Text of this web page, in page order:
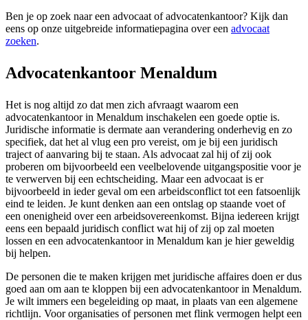
Ben je op zoek naar een advocaat of advocatenkantoor? Kijk dan
eens op onze uitgebreide informatiepagina over een advocaat
zoeken.
Advocatenkantoor Menaldum
Het is nog altijd zo dat men zich afvraagt waarom een
advocatenkantoor in Menaldum inschakelen een goede optie is.
Juridische informatie is dermate aan verandering onderhevig en zo
specifiek, dat het al vlug een pro vereist, om je bij een juridisch
traject of aanvaring bij te staan. Als advocaat zal hij of zij ook
proberen om bijvoorbeeld een veelbelovende uitgangspositie voor je
te verwerven bij een echtscheiding. Maar een advocaat is er
bijvoorbeeld in ieder geval om een arbeidsconflict tot een fatsoenlijk
eind te leiden. Je kunt denken aan een ontslag op staande voet of
een onenigheid over een arbeidsovereenkomst. Bijna iedereen krijgt
eens een bepaald juridisch conflict wat hij of zij op zal moeten
lossen en een advocatenkantoor in Menaldum kan je hier geweldig
bij helpen.
De personen die te maken krijgen met juridische affaires doen er dus
goed aan om aan te kloppen bij een advocatenkantoor in Menaldum.
Je wilt immers een begeleiding op maat, in plaats van een algemene
richtlijn. Voor organisaties of personen met flink vermogen helpt een